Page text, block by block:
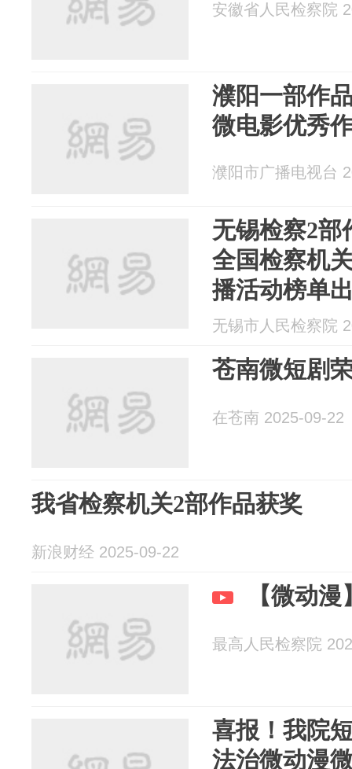
安徽省人民检察院
濮阳一部作
微电影优秀
濮阳市广播电视台
无锡检察2部
全国检察机
播活动榜单
无锡市人民检察院
苍南微短剧
在苍南 2025-09-22
我省检察机关2部作品获奖
新浪财经 2025-09-22
【微动
最高人民检察院
喜报！我院
法治微动漫